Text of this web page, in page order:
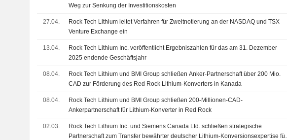
Weg zur Senkung der Investitionskosten
27.04.
Rock Tech Lithium leitet Verfahren für Zweitnotierung an der NASDAQ und TSX
Venture Exchange ein
13.04.
Rock Tech Lithium Inc. veröffentlicht Ergebniszahlen für das am 31. Dezember
2025 endende Geschäftsjahr
08.04.
Rock Tech Lithium und BMI Group schließen Anker-Partnerschaft über 200 Mio.
CAD zur Förderung des Red Rock Lithium-Konverters in Kanada
08.04.
Rock Tech Lithium und BMI Group schließen 200-Millionen-CAD-
Ankerpartnerschaft für Lithium-Konverter in Red Rock
02.03.
Rock Tech Lithium Inc. und Siemens Canada Ltd. schließen strategische
Partnerschaft zum Transfer bewährter deutscher Lithium-Konversionsexpertise für